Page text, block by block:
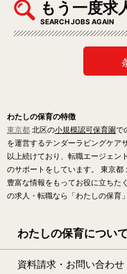
もう一度求
SEARCH JOBS AGAIN
わたしの保育の特徴
東京都 北区の小規模認可保育園で
を運営するテンダーラビングケア
以上続けており、転職エージェン
のサポートをしています。 東京
豊富な情報をもってお役に立ちた
の求人・転職なら「わたしの保育」
わたしの保育について
資料請求・お問い合わせ